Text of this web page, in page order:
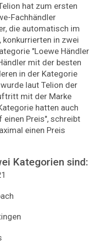
hat zum ersten
Fachhändler
die automatisch im
konkurrierten in zwei
"Loewe Händler
mit der besten
in der Kategorie
laut Telion der
mit der Marke
hatten auch
einen Preis", schreibt
einen Preis
Kategorien sind: